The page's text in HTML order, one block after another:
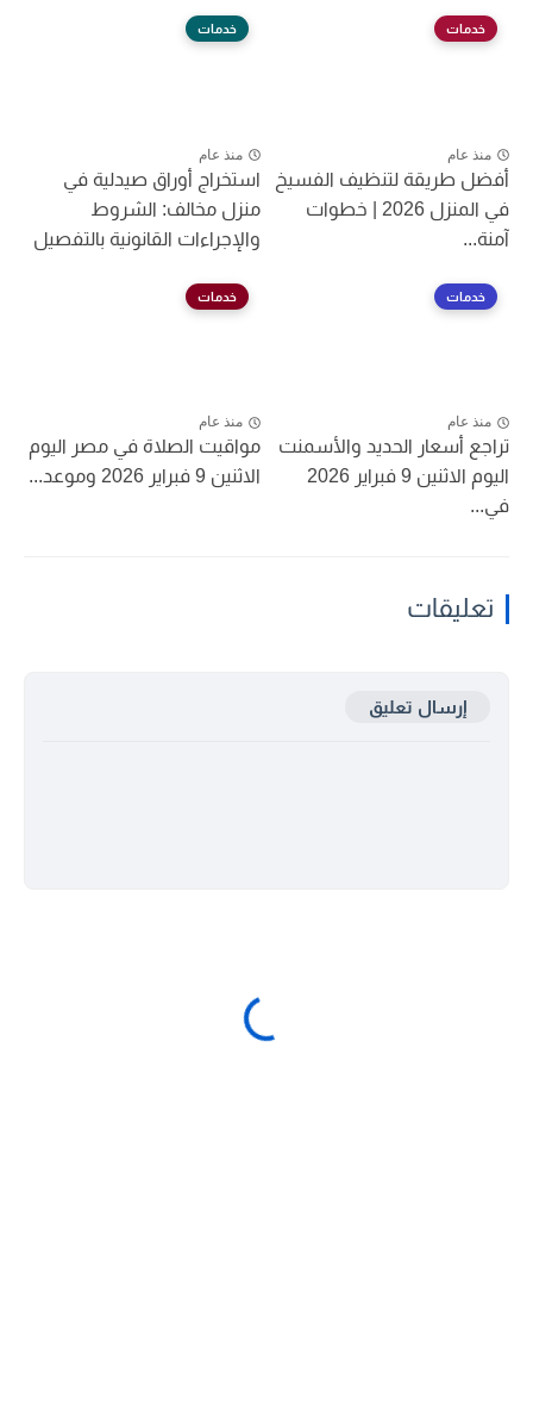
خدمات
منذ عام
أفضل طريقة لتنظيف الفسيخ
في المنزل 2026 | خطوات
آمنة...
خدمات
منذ عام
استخراج أوراق صيدلية في
منزل مخالف: الشروط
والإجراءات القانونية بالتفصيل
خدمات
منذ عام
تراجع أسعار الحديد والأسمنت
اليوم الاثنين 9 فبراير 2026
في...
خدمات
منذ عام
مواقيت الصلاة في مصر اليوم
الاثنين 9 فبراير 2026 وموعد...
تعليقات
إرسال تعليق